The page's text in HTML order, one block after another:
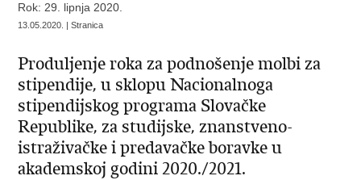
Rok: 29. lipnja 2020.
13.05.2020. | Stranica
Produljenje roka za podnošenje molbi za
stipendije, u sklopu Nacionalnoga
stipendijskog programa Slovačke
Republike, za studijske, znanstveno-
istraživačke i predavačke boravke u
akademskoj godini 2020./2021.